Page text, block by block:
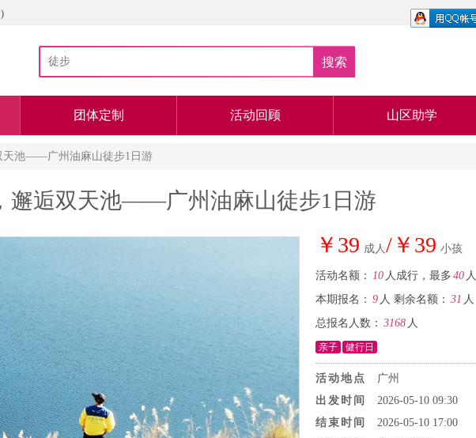
搜索
团体定制 活动回顾 山区助学
天池——广州油麻山徒步1日游
邂逅双天池——广州油麻山徒步1日游
￥39 成人/￥39 小孩
活动名额： 10 人成行，最多 40 人
本期报名： 9 人 剩余名额： 31 人
总报名人数： 3168 人
亲子 健行日
活动地点
广州
出发时间
2026-05-10 09:30
结束时间
2026-05-10 17:00